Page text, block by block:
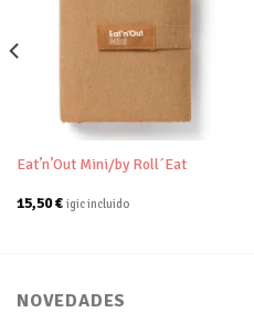
Añadir
Eat’n’Out Mini/by Roll´Eat
15,50€ igic incluido
NOVEDADES